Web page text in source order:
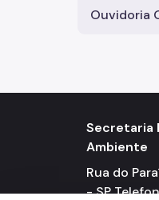
Ouvidoria
Secretaria
Ambiente
Rua do
- SP